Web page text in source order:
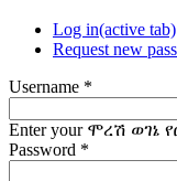
Log in(active tab)
Request new
Username *
Enter your ሞረሽ ወገኔ
Password *